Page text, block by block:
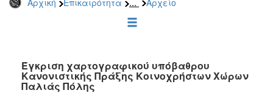
ΕΠΙΣΚΕΠΤΗΣ
ΗΡΑΚΛΕΙΟ
Έγκριση χαρτογραφικού υπόβαθρου
Κανονιστικής Πράξης Κοινοχρήστων Χώρων
Παλιάς Πόλης